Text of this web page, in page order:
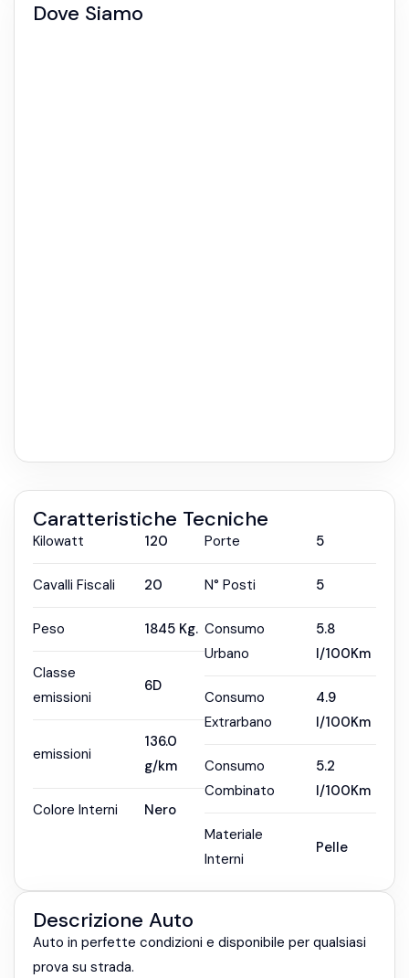
Dove Siamo
Caratteristiche Tecniche
Kilowatt 120
Cavalli Fiscali 20
Peso 1845 Kg.
Classe
emissioni
6D
emissioni
136.0
g/km
Colore Interni Nero
Porte 5
N° Posti 5
Consumo
Urbano
5.8
l/100Km
Consumo
Extrarbano
4.9
l/100Km
Consumo
Combinato
5.2
l/100Km
Materiale
Interni
Pelle
Descrizione Auto
Auto in perfette condizioni e disponibile per qualsiasi
prova su strada.